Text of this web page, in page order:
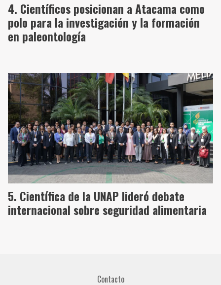
Científicos posicionan a Atacama como
polo para la investigación y la formación
en paleontología
Científica de la UNAP lideró debate
internacional sobre seguridad alimentaria
Contacto